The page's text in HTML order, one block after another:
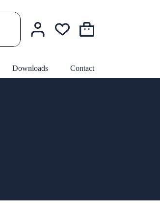
Winkelwagen
Downloads Contact